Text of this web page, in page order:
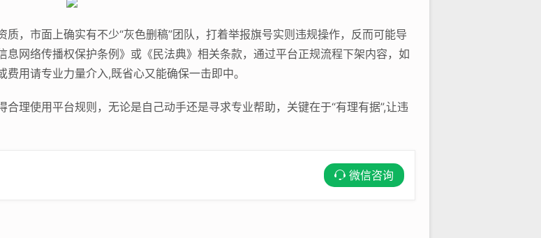
，市面上确实有不少“灰色删稿”团队，打着举报旗号实则违规操作，反而可能导
网络传播权保护条例》或《民法典》相关条款，通过平台正规流程下架内容，如
用请专业力量介入,既省心又能确保一击即中。
理使用平台规则，无论是自己动手还是寻求专业帮助，关键在于“有理有据”,让违
微信咨询